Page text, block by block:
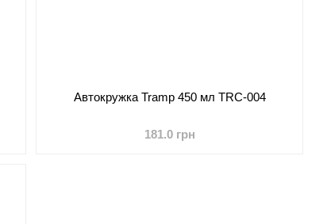
Автокружка Tramp 450 мл TRC-004
181.0 грн